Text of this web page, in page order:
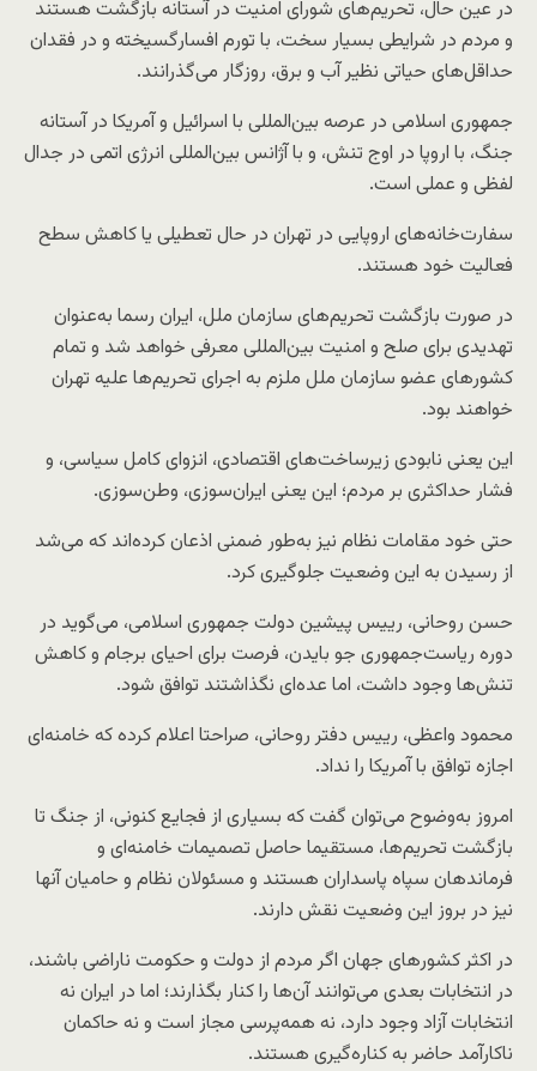
در عین حال، تحریم‌های شورای امنیت در آستانه بازگشت هستند
و مردم در شرایطی بسیار سخت، با تورم افسارگسیخته و در فقدان
حداقل‌های حیاتی نظیر آب و برق، روزگار می‌گذرانند.
جمهوری اسلامی در عرصه بین‌المللی با اسرائیل و آمریکا در آستانه
جنگ، با اروپا در اوج تنش، و با آژانس بین‌المللی انرژی اتمی در جدال
لفظی و عملی است.
سفارت‌خانه‌های اروپایی در تهران در حال تعطیلی یا کاهش سطح
فعالیت خود هستند.
در صورت بازگشت تحریم‌های سازمان ملل، ایران رسما به‌عنوان
تهدیدی برای صلح و امنیت بین‌المللی معرفی خواهد شد و تمام
کشورهای عضو سازمان ملل ملزم به اجرای تحریم‌ها علیه تهران
خواهند بود.
این یعنی نابودی زیرساخت‌های اقتصادی، انزوای کامل سیاسی، و
فشار حداکثری بر مردم؛ این یعنی ایران‌سوزی، وطن‌سوزی.
حتی خود مقامات نظام نیز به‌طور ضمنی اذعان کرده‌اند که می‌شد
از رسیدن به این وضعیت جلوگیری کرد.
حسن روحانی، رییس پیشین دولت جمهوری اسلامی، می‌گوید در
دوره ریاست‌جمهوری جو بایدن، فرصت برای احیای برجام و کاهش
تنش‌ها وجود داشت، اما عده‌ای نگذاشتند توافق شود.
محمود واعظی، رییس دفتر روحانی، صراحتا اعلام کرده که خامنه‌ای
اجازه توافق با آمریکا را نداد.
امروز به‌وضوح می‌توان گفت که بسیاری از فجایع کنونی، از جنگ تا
بازگشت تحریم‌ها، مستقیما حاصل تصمیمات خامنه‌ای و
فرماندهان سپاه پاسداران هستند و مسئولان نظام و حامیان آنها
نیز در بروز این وضعیت نقش دارند.
در اکثر کشورهای جهان اگر مردم از دولت و حکومت ناراضی باشند،
در انتخابات بعدی می‌توانند آن‌ها را کنار بگذارند؛ اما در ایران نه
انتخابات آزاد وجود دارد، نه همه‌پرسی مجاز است و نه حاکمان
ناکارآمد حاضر به کناره‌گیری هستند.